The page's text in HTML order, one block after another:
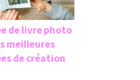
de livre photo
meilleures
de création